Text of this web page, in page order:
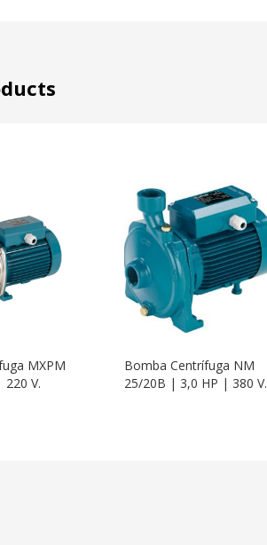
MXPM
V.
Bomba Centrífuga NM
25/20B | 3,0 HP | 380 V.